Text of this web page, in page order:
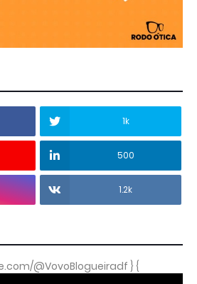
1k
500
1.2k
@VovoBlogueiradf } {